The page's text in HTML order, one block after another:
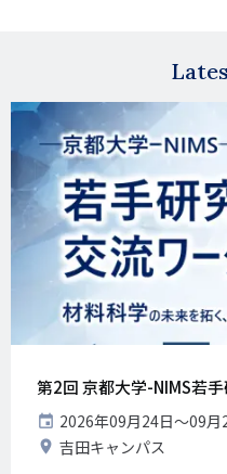
第2回 京都大学-NIMS若
開
催
日
2026年09月24日〜09月
開 吉田キャンパス